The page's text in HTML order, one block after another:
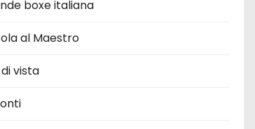
boxe italiana
al Maestro
vista